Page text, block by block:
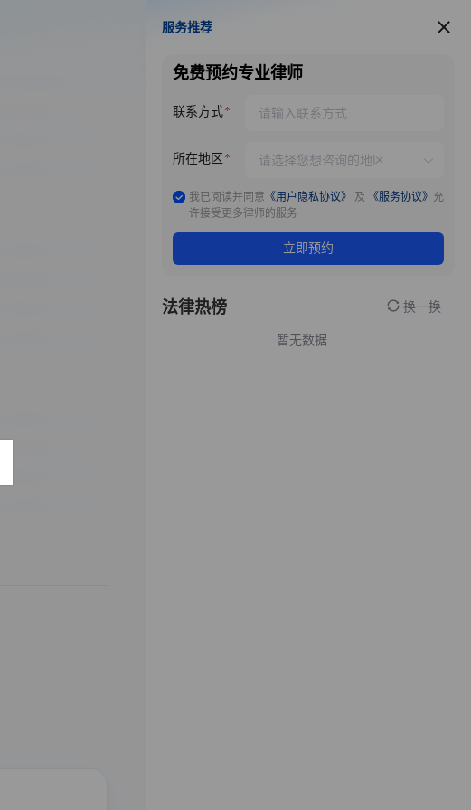
服务推荐
服务推荐
免费预约专业律师
联系方式
所在地区
我已阅读并同意 《用户隐私协议》 及 《服务协议》 允
许接受更多律师的服务
立即预约
法律热榜 换一换
暂无数据